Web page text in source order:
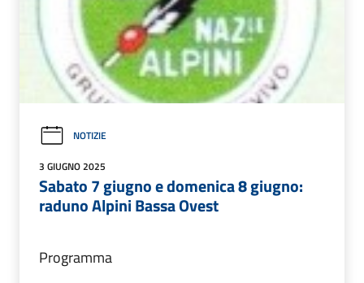
NOTIZIE
3 GIUGNO 2025
Sabato 7 giugno e domenica 8 giugno:
raduno Alpini Bassa Ovest
Programma